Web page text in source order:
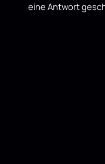
eine Antwort